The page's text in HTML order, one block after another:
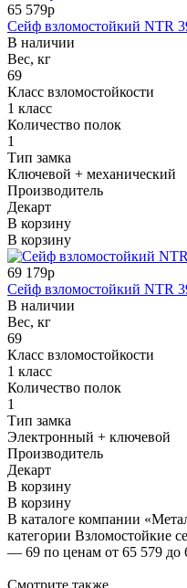
65 579р
Сейф взломостойкий NTR
В наличии
Вес, кг
69
Класс взломостойкости
1 класс
Количество полок
1
Тип замка
Ключевой + механический
Производитель
Декарт
В корзину
В корзину
69 179р
Сейф взломостойкий NTR
В наличии
Вес, кг
69
Класс взломостойкости
1 класс
Количество полок
1
Тип замка
Электронный + ключевой
Производитель
Декарт
В корзину
В корзину
В каталоге компании
категории Взломостойкие
— 69 по ценам от 65 579 до
Смотрите также